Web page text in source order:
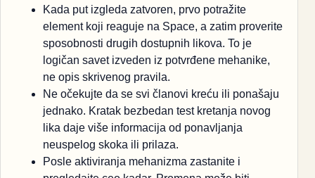
Kada put izgleda zatvoren, prvo potražite
element koji reaguje na Space, a zatim proverite
sposobnosti drugih dostupnih likova. To je
logičan savet izveden iz potvrđene mehanike,
ne opis skrivenog pravila.
Ne očekujte da se svi članovi kreću ili ponašaju
jednako. Kratak bezbedan test kretanja novog
lika daje više informacija od ponavljanja
neuspelog skoka ili prilaza.
Posle aktiviranja mehanizma zastanite i